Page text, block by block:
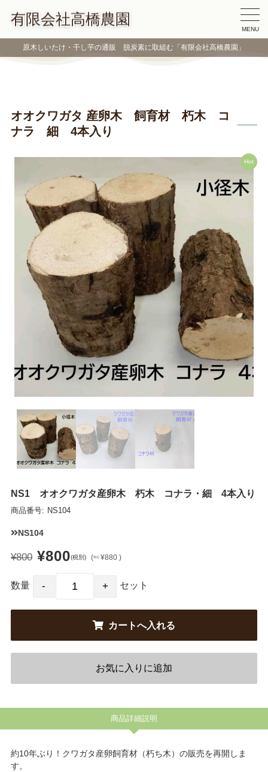
MENU
有限会社高橋農園
原木しいたけ・干し芋の通販 脱炭素に取組む「有限会社高橋農園」
オオクワガタ 産卵木 飼育材 朽木 コ
ナラ 細 4本入り
Hot
NS1 オオクワガタ産卵木 朽木 コナラ・細 4本入り
商品番号: NS104
NS104
¥800¥800(税別) (税込 ¥880 )
数量 セット
商品詳細説明
約10年ぶり！クワガタ産卵飼育材（朽ち木）の販売を再開しま
す。